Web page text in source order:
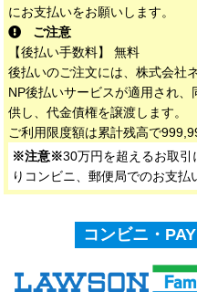
にお支払いをお願いします。
ご注意
【後払い手数料】 無料
後払いのご注文には、株式会社
NP後払いサービスが適用され
供し、代金債権を譲渡します。
ご利用限度額は累計残高で
※注意※30万円を超えるお取
りコンビニ、郵便局でのお支払
コンビニ・